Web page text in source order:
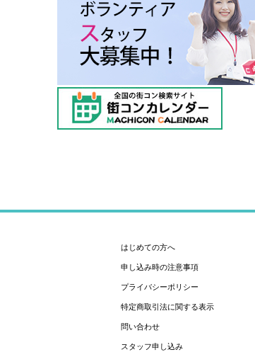
はじめての方へ
申し込み時の注意事項
プライバシーポリシー
特定商取引法に関する表示
問い合わせ
スタッフ申し込み